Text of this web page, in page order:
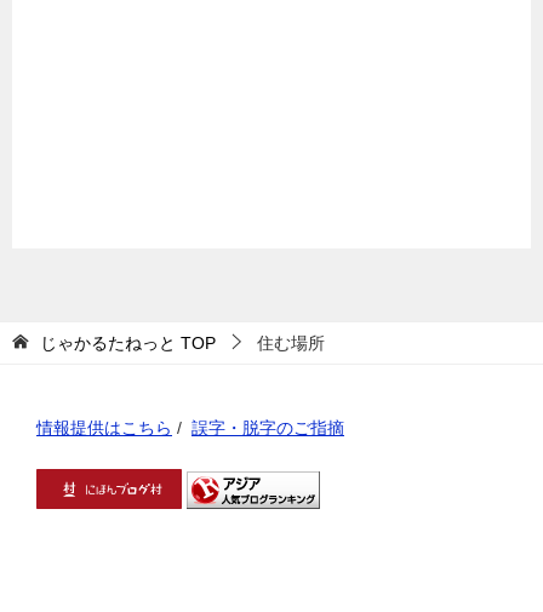
じゃかるたねっと TOP 住む場所
情報提供はこちら / 誤字・脱字のご指摘